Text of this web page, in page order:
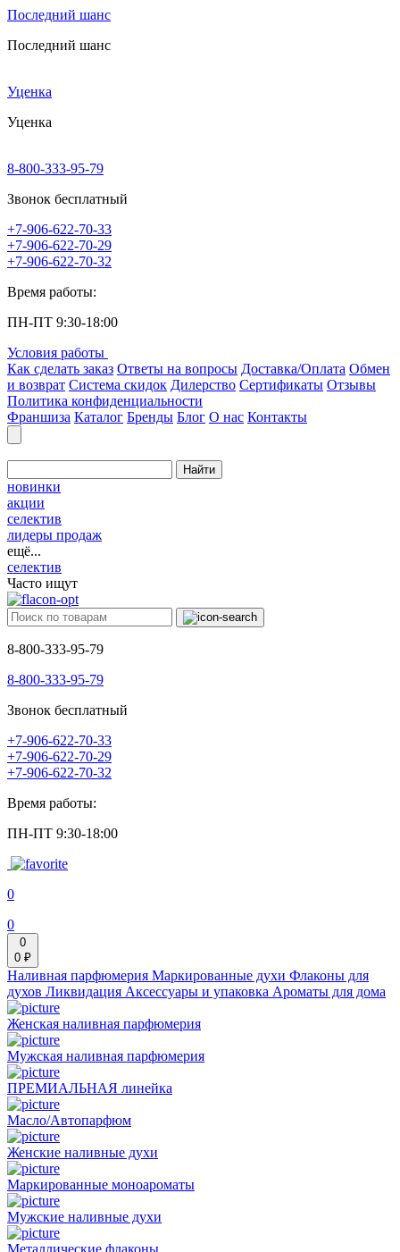
Последний шанс
Последний шанс
Уценка
Уценка
8-800-333-95-79
Звонок бесплатный
+7-906-622-70-33
+7-906-622-70-29
+7-906-622-70-32
Время работы:
ПН-ПТ 9:30-18:00
Условия работы
Как сделать заказ Ответы на вопросы Доставка/Оплата Обмен
и возврат Система скидок Дилерство Сертификаты Отзывы
Политика конфиденциальности
Франшиза Каталог Бренды Блог О нас Контакты
Найти
новинки
акции
селектив
лидеры продаж
ещё...
селектив
Часто ищут
8-800-333-95-79
8-800-333-95-79
Звонок бесплатный
+7-906-622-70-33
+7-906-622-70-29
+7-906-622-70-32
Время работы:
ПН-ПТ 9:30-18:00
0
0
0
0 ₽
Наливная парфюмерия Маркированные духи Флаконы для
духов Ликвидация Аксессуары и упаковка Ароматы для дома
Женская наливная парфюмерия
Мужская наливная парфюмерия
ПРЕМИАЛЬНАЯ линейка
Масло/Автопарфюм
Женские наливные духи
Маркированные моноароматы
Мужские наливные духи
Металлические флаконы